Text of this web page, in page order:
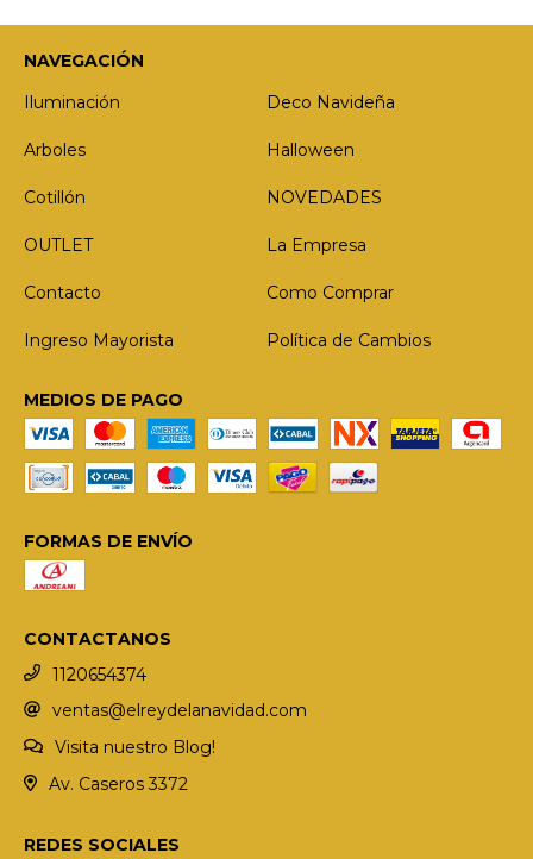
NAVEGACIÓN
Iluminación
Deco Navideña
Arboles Halloween
Cotillón NOVEDADES
OUTLET La Empresa
Contacto Como Comprar
Ingreso Mayorista Política de Cambios
MEDIOS DE PAGO
FORMAS DE ENVÍO
CONTACTANOS
1120654374
ventas@elreydelanavidad.com
Visita nuestro Blog!
Av. Caseros 3372
REDES SOCIALES